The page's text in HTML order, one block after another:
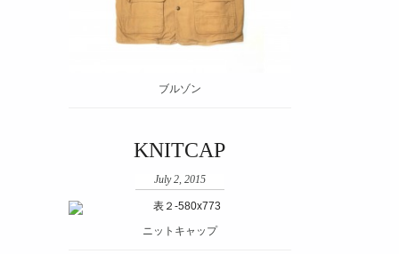
ブルゾン
KNITCAP
July 2, 2015
ニットキャップ